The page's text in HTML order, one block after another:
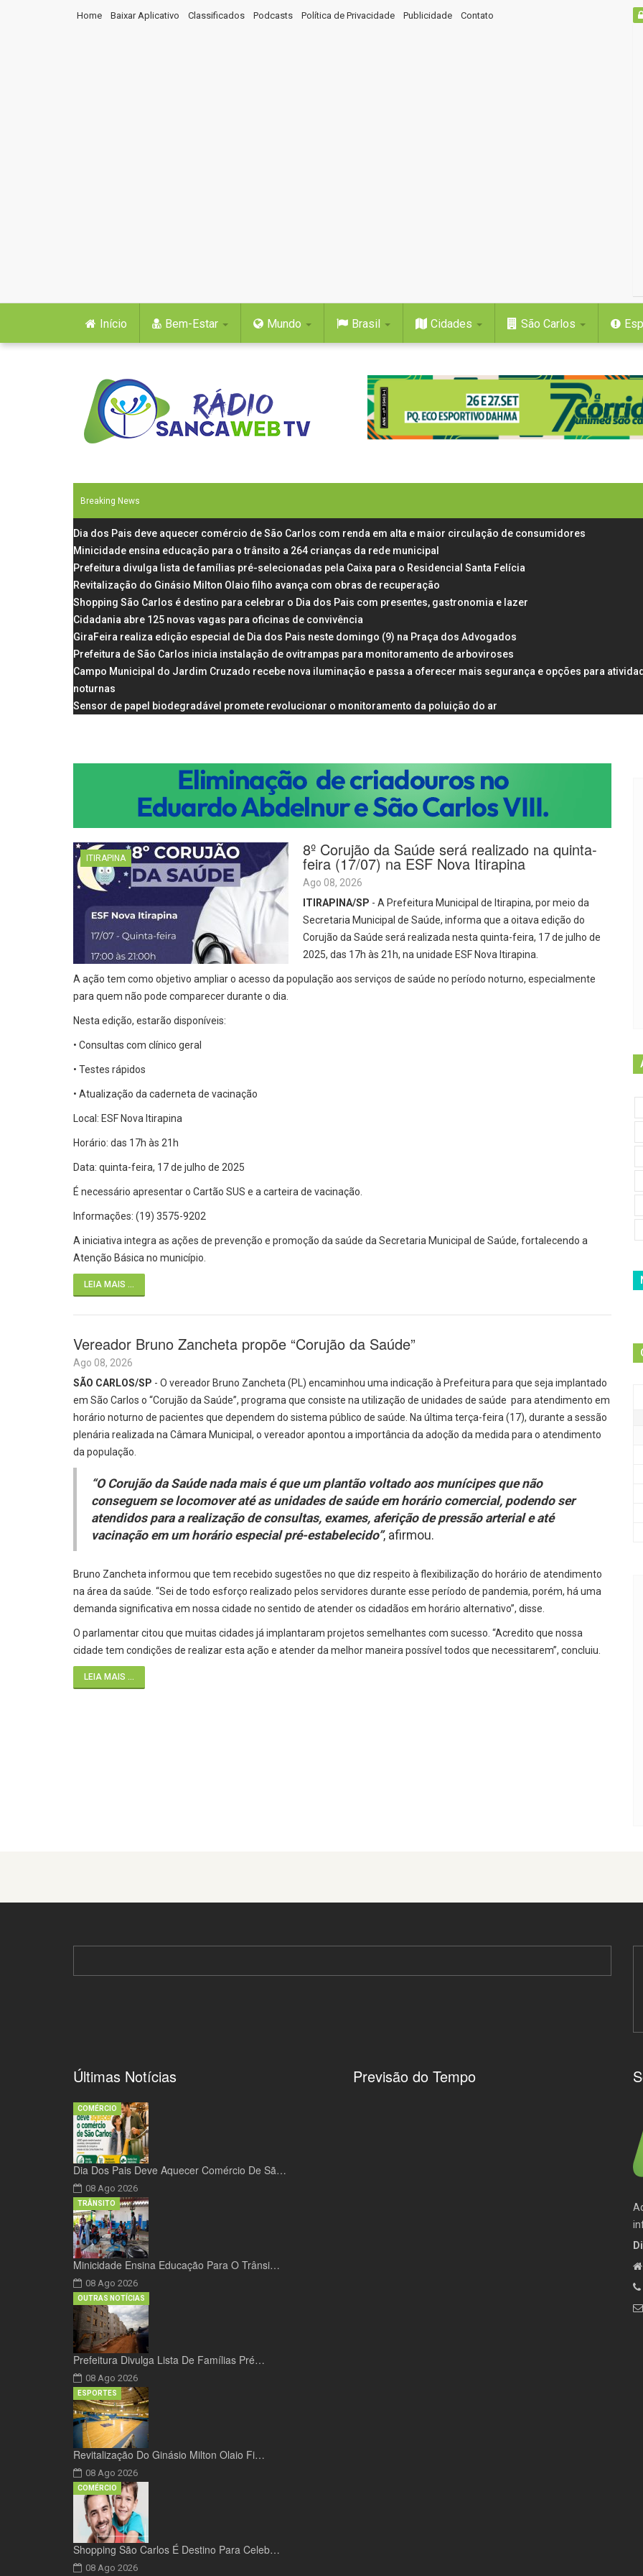
Home Baixar Aplicativo Classificados Podcasts Política de Privacidade Publicidade Contato
Início Bem-Estar Mundo Brasil Cidades São Carlos
Breaking News
Dia dos Pais deve aquecer comércio de São Carlos com renda em alta e maior circulação de consumidores
Minicidade ensina educação para o trânsito a 264 crianças da rede municipal
Prefeitura divulga lista de famílias pré-selecionadas pela Caixa para o Residencial Santa Felícia
Revitalização do Ginásio Milton Olaio filho avança com obras de recuperação
Shopping São Carlos é destino para celebrar o Dia dos Pais com presentes, gastronomia e lazer
Cidadania abre 125 novas vagas para oficinas de convivência
GiraFeira realiza edição especial de Dia dos Pais neste domingo (9) na Praça dos Advogados
Prefeitura de São Carlos inicia instalação de ovitrampas para monitoramento de arboviroses
Campo Municipal do Jardim Cruzado recebe nova iluminação e passa a oferecer mais segurança e opções para
noturnas
Sensor de papel biodegradável promete revolucionar o monitoramento da poluição do ar
ITIRAPINA 8º Corujão da Saúde será realizado na quinta-
feira (17/07) na ESF Nova Itirapina
Ago 08, 2026
ITIRAPINA/SP - A Prefeitura Municipal de Itirapina, por meio da
Secretaria Municipal de Saúde, informa que a oitava edição do
Corujão da Saúde será realizada nesta quinta-feira, 17 de julho de
2025, das 17h às 21h, na unidade ESF Nova Itirapina.
A ação tem como objetivo ampliar o acesso da população aos serviços de saúde no período noturno, especialmente
para quem não pode comparecer durante o dia.
Nesta edição, estarão disponíveis:
• Consultas com clínico geral
• Testes rápidos
• Atualização da caderneta de vacinação
Local: ESF Nova Itirapina
Horário: das 17h às 21h
Data: quinta-feira, 17 de julho de 2025
É necessário apresentar o Cartão SUS e a carteira de vacinação.
Informações: (19) 3575-9202
A iniciativa integra as ações de prevenção e promoção da saúde da Secretaria Municipal de Saúde, fortalecendo a
Atenção Básica no município.
LEIA MAIS ...
Vereador Bruno Zancheta propõe “Corujão da Saúde”
Ago 08, 2026
SÃO CARLOS/SP - O vereador Bruno Zancheta (PL) encaminhou uma indicação à Prefeitura para que seja implantado
em São Carlos o “Corujão da Saúde”, programa que consiste na utilização de unidades de saúde para atendimento em
horário noturno de pacientes que dependem do sistema público de saúde. Na última terça-feira (17), durante a sessão
plenária realizada na Câmara Municipal, o vereador apontou a importância da adoção da medida para o atendimento
da população.
“O Corujão da Saúde nada mais é que um plantão voltado aos munícipes que não
conseguem se locomover até as unidades de saúde em horário comercial, podendo ser
atendidos para a realização de consultas, exames, aferição de pressão arterial e até
vacinação em um horário especial pré-estabelecido”, afirmou.
Bruno Zancheta informou que tem recebido sugestões no que diz respeito à flexibilização do horário de atendimento
na área da saúde. “Sei de todo esforço realizado pelos servidores durante esse período de pandemia, porém, há uma
demanda significativa em nossa cidade no sentido de atender os cidadãos em horário alternativo”, disse.
O parlamentar citou que muitas cidades já implantaram projetos semelhantes com sucesso. “Acredito que nossa
cidade tem condições de realizar esta ação e atender da melhor maneira possível todos que necessitarem”, concluiu.
LEIA MAIS ...
Últimas Notícias
Dia Dos Pais Deve Aquecer Comércio De Sã…
08 Ago 2026
COMÉRCIO
Minicidade Ensina Educação Para O Trânsi…
08 Ago 2026
TRÂNSITO
Prefeitura Divulga Lista De Famílias Pré…
08 Ago 2026
OUTRAS NOTÍCIAS
Revitalização Do Ginásio Milton Olaio Fi…
08 Ago 2026
ESPORTES
Shopping São Carlos É Destino Para Celeb…
08 Ago 2026
COMÉRCIO
Previsão do Tempo